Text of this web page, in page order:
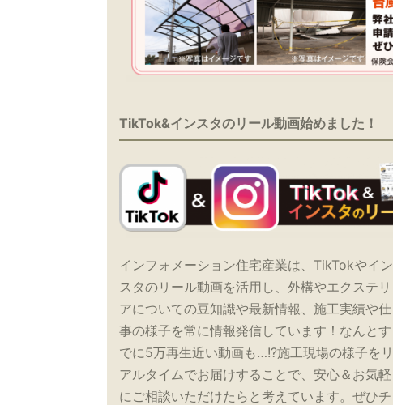
TikTok&インスタのリール動画始めました！
インフォメーション住宅産業は、TikTokやイン
スタのリール動画を活用し、外構やエクステリ
アについての豆知識や最新情報、施工実績や仕
事の様子を常に情報発信しています！なんとす
でに5万再生近い動画も…!?施工現場の様子をリ
アルタイムでお届けすることで、安心＆お気軽
にご相談いただけたらと考えています。ぜひチ